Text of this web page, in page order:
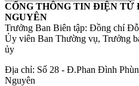
CỔNG THÔNG TIN ĐIỆN TỬ
NGUYÊN
Trưởng Ban Biên tập: Đồng chí
Ủy viên Ban Thường vụ, Trưởng
ủy
Địa chỉ: Số 28 - Đ.Phan Đình
Nguyên